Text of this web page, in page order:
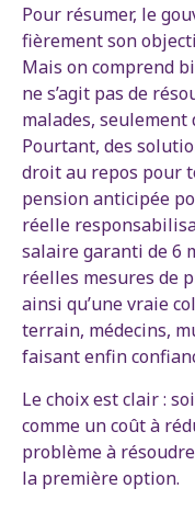
Pour résumer, le
fièrement son
Mais on comprend
ne s’agit pas de
malades, seulement
Pourtant, des
droit au repos pour
pension anticipée
réelle
salaire garanti de 6
réelles mesures de
ainsi qu’une vraie
terrain, médecins,
faisant enfin
Le choix est clair :
comme un coût à
problème à
la première option.